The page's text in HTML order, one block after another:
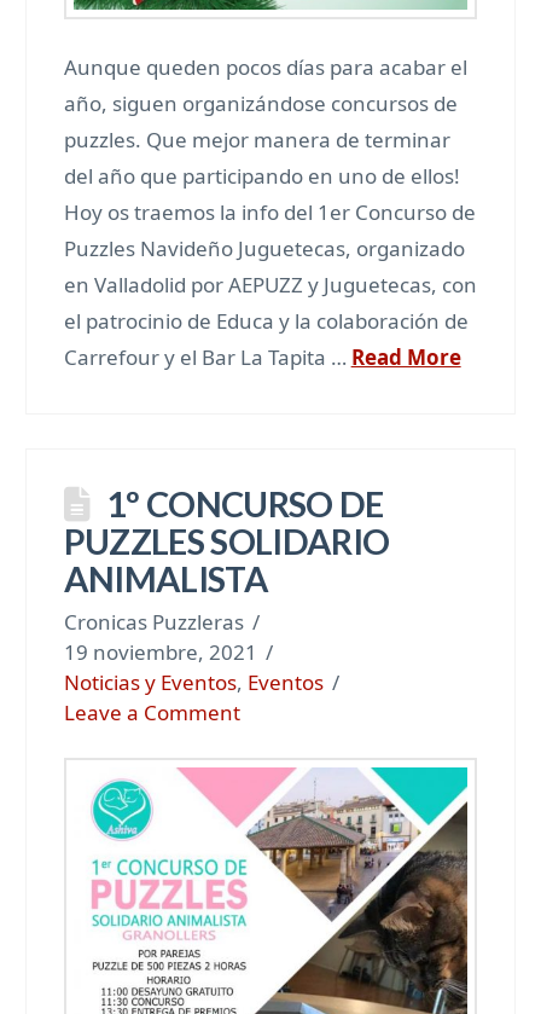
Aunque queden pocos días para acabar el
año, siguen organizándose concursos de
puzzles. Que mejor manera de terminar
del año que participando en uno de ellos!
Hoy os traemos la info del 1er Concurso de
Puzzles Navideño Juguetecas, organizado
en Valladolid por AEPUZZ y Juguetecas, con
el patrocinio de Educa y la colaboración de
Carrefour y el Bar La Tapita … Read More
1º CONCURSO DE
PUZZLES SOLIDARIO
ANIMALISTA
Cronicas Puzzleras
19 noviembre, 2021
Noticias y Eventos, Eventos
Leave a Comment